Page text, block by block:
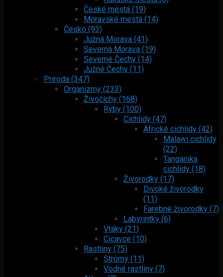
České mestá (19)
Moravské mestá (14)
Česko (93)
Južná Morava (41)
Severná Morava (19)
Severné Čechy (14)
Južné Čechy (11)
Príroda (347)
Organizmy (233)
Živočíchy (168)
Ryby (100)
Cichlidy (47)
Africké cichlidy (42)
Malawi cichlidy
(22)
Tanganika
cichlidy (18)
Živorodky (17)
Divoké živorodky
(11)
Farebné živorodky (7)
Labyrintky (6)
Vtáky (21)
Cicavce (10)
Rastliny (75)
Stromy (11)
Vodné rastliny (7)